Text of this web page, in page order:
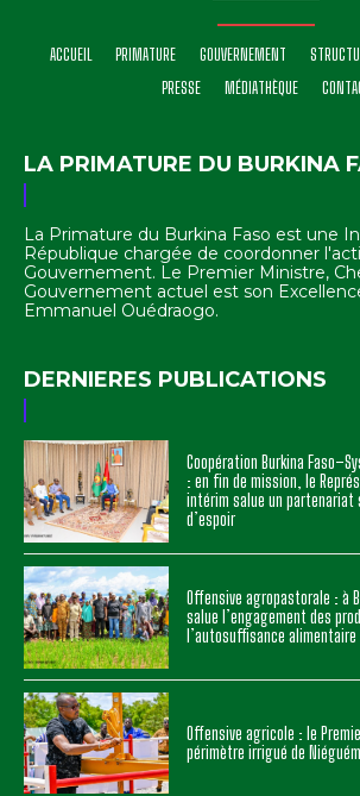
ACCUEIL PRIMATURE GOUVERNEMENT
PRESSE
MÉDIATHÈQUE
LA PRIMATURE DU BURKINA
La Primature du Burkina Faso est une
République chargée de coordonner
Gouvernement. Le Premier Ministre,
Gouvernement actuel est son
Emmanuel Ouédraogo.
DERNIERES PUBLICATIONS
Coopération Burkina
: en fin de mission, le
intérim salue un partenariat
d’espoir
Offensive agropastorale : à
salue l’engagement des
l’autosuffisance alimentaire
Offensive agricole : le
périmètre irrigué de